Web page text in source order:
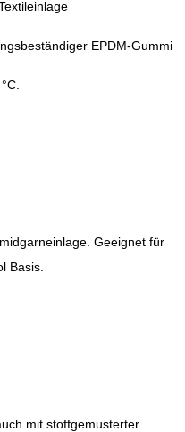
EPDM-Gummi
Geeignet für
Basis.
mit stoffgemusterter